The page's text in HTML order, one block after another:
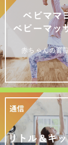
ベビママ
ベビーマッ
赤ちゃんの育
リトル＆キ